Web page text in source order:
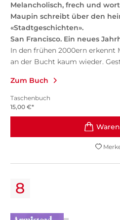
Melancholisch, frech und
Maupin schreibt über den
«Stadtgeschichten».
San Francisco. Ein neues
In den frühen 2000ern erkennt
an der Bucht kaum wieder.
Zum Buch
Taschenbuch
15,00 €*